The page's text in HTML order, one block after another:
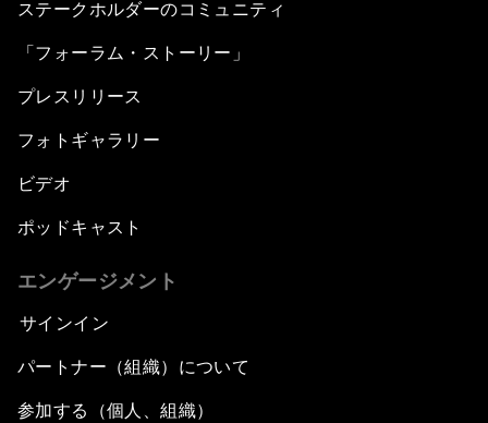
ステークホルダーのコミュニティ
「フォーラム・ストーリー」
プレスリリース
フォトギャラリー
ビデオ
ポッドキャスト
エンゲージメント
サインイン
パートナー（組織）について
参加する（個人、組織）